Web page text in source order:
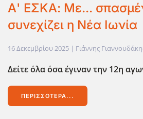
Α' ΕΣΚΑ: Με...
συνεχίζει η Νέα Ιωνία
16 Δεκεμβρίου 2025 | Γιάννης
Δείτε όλα όσα ΄έγιναν την 12η
ΠΕΡΙΣΣΌΤΕΡΑ...